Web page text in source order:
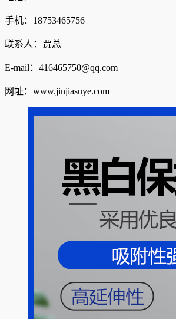
手机：18753465756
联系人：贾总
E-mail：416465750@qq.com
网址：www.jinjiasuye.com